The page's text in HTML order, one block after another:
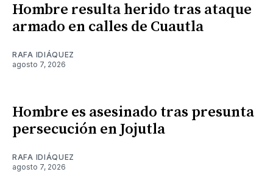
Hombre resulta herido tras ataque
armado en calles de Cuautla
RAFA IDIÁQUEZ
agosto 7, 2026
Hombre es asesinado tras presunta
persecución en Jojutla
RAFA IDIÁQUEZ
agosto 7, 2026